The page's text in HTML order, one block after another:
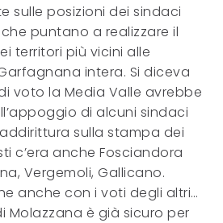
sulle posizioni dei sindaci
puntano a realizzare il
territori più vicini alle
intera. Si diceva
voto la Media Valle avrebbe
di alcuni sindaci
sulla stampa dei
c’era anche Fosciandora
Vergemoli, Gallicano.
anche con i voti degli altri…
Molazzana è già sicuro per